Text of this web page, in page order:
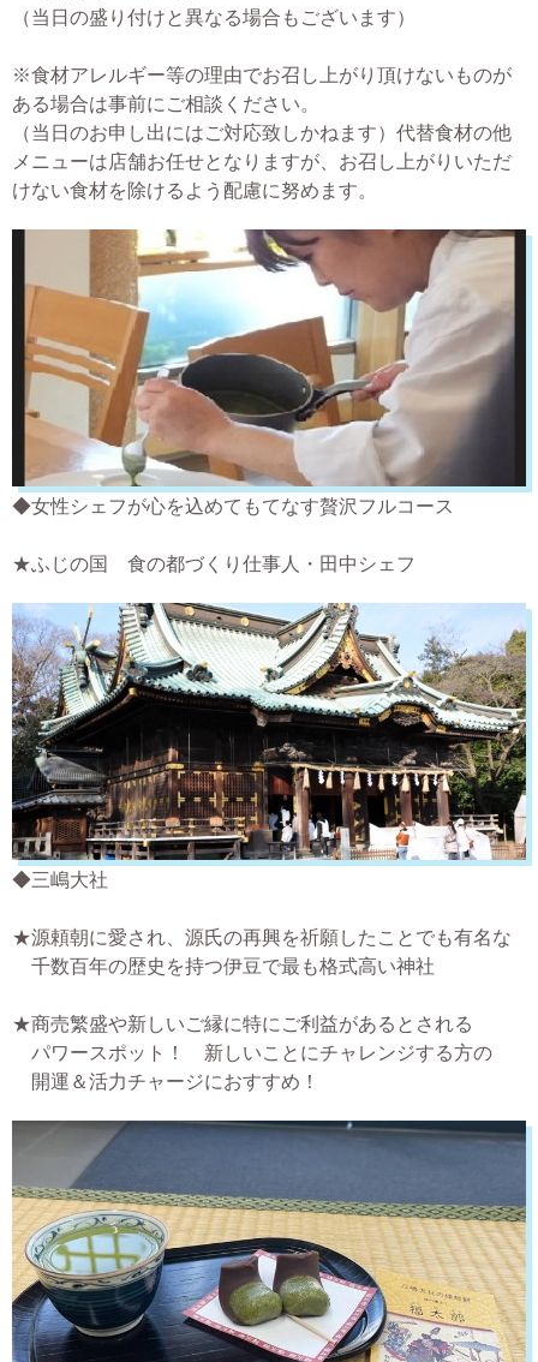
（当日の盛り付けと異なる場合もございます）
※食材アレルギー等の理由でお召し上がり頂けないものが
ある場合は事前にご相談ください。
（当日のお申し出にはご対応致しかねます）代替食材の他
メニューは店舗お任せとなりますが、お召し上がりいただ
けない食材を除けるよう配慮に努めます。
◆女性シェフが心を込めてもてなす贅沢フルコース
★ふじの国 食の都づくり仕事人・田中シェフ
◆三嶋大社
★源頼朝に愛され、源氏の再興を祈願したことでも有名な
千数百年の歴史を持つ伊豆で最も格式高い神社
★商売繁盛や新しいご縁に特にご利益があるとされる
パワースポット！ 新しいことにチャレンジする方の
開運＆活力チャージにおすすめ！